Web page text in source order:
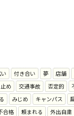
付き合い 夢 店舗
め 交通事故 否定的
みじめ キャンパス
合格 頼まれる 外出自粛